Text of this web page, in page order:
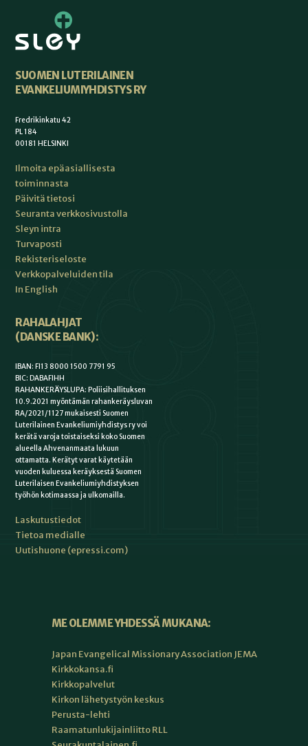
SUOMEN LUTERILAINEN
EVANKELIUMIYHDISTYS RY
Fredrikinkatu 42
PL 184
00181 HELSINKI
Ilmoita epäasiallisesta
toiminnasta
Päivitä tietosi
Seuranta verkkosivustolla
Sleyn intra
Turvaposti
Rekisteriseloste
Verkkopalveluiden tila
In English
RAHALAHJAT
(DANSKE BANK):
IBAN: FI13 8000 1500 7791 95
BIC: DABAFIHH
RAHANKERÄYSLUPA: Poliisihallituksen
10.9.2021 myöntämän rahankeräysluvan
RA/2021/1127 mukaisesti Suomen
Luterilainen Evankeliumiyhdistys ry voi
kerätä varoja toistaiseksi koko Suomen
alueella Ahvenanmaata lukuun
ottamatta. Kerätyt varat käytetään
vuoden kuluessa keräyksestä Suomen
Luterilaisen Evankeliumiyhdistyksen
työhön kotimaassa ja ulkomailla.
Laskutustiedot
Tietoa medialle
Uutishuone (epressi.com)
ME OLEMME YHDESSÄ MUKANA:
Japan Evangelical Missionary Association JEMA
Kirkkokansa.fi
Kirkkopalvelut
Kirkon lähetystyön keskus
Perusta-lehti
Raamatunlukijainliitto RLL